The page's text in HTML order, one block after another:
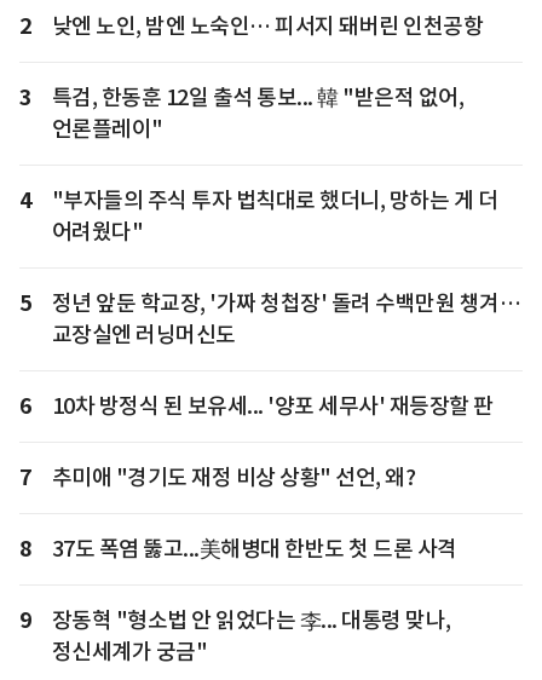
2 낮엔 노인, 밤엔 노숙인… 피서지 돼버린 인천공항
3
특검, 한동훈 12일 출석 통보... 韓 "받은적 없어,
언론플레이"
4
"부자들의 주식 투자 법칙대로 했더니, 망하는 게 더
어려웠다"
5
정년 앞둔 학교장, '가짜 청첩장' 돌려 수백만원 챙겨…
교장실엔 러닝머신도
6 10차 방정식 된 보유세... '양포 세무사' 재등장할 판
7 추미애 "경기도 재정 비상 상황" 선언, 왜?
8 37도 폭염 뚫고...美해병대 한반도 첫 드론 사격
9
장동혁 "형소법 안 읽었다는 李... 대통령 맞나,
정신세계가 궁금"